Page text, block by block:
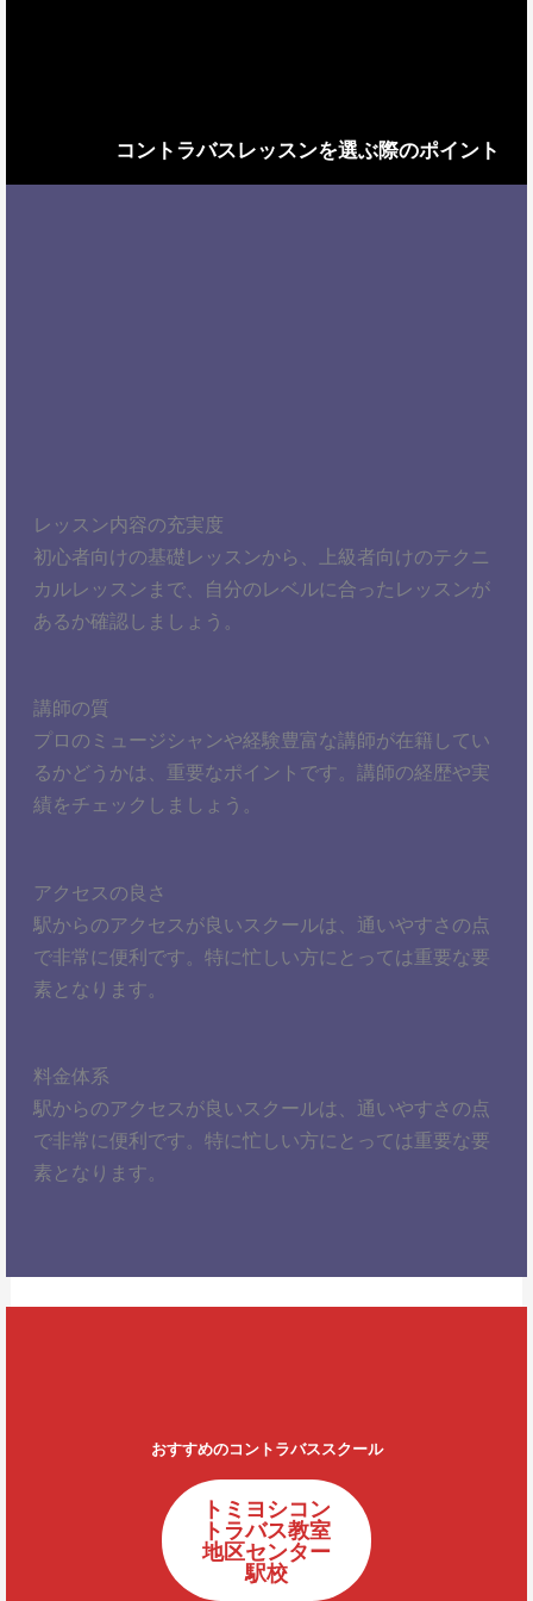
コントラバスレッスンを選ぶ際のポイント
レッスン内容の充実度
初心者向けの基礎レッスンから、上級者向けのテクニ
カルレッスンまで、自分のレベルに合ったレッスンが
あるか確認しましょう。
講師の質
プロのミュージシャンや経験豊富な講師が在籍してい
るかどうかは、重要なポイントです。講師の経歴や実
績をチェックしましょう。
アクセスの良さ
駅からのアクセスが良いスクールは、通いやすさの点
で非常に便利です。特に忙しい方にとっては重要な要
素となります。
料金体系
駅からのアクセスが良いスクールは、通いやすさの点
で非常に便利です。特に忙しい方にとっては重要な要
素となります。
おすすめのコントラバススクール
トミヨシコン
トラバス教室
地区センター
駅校